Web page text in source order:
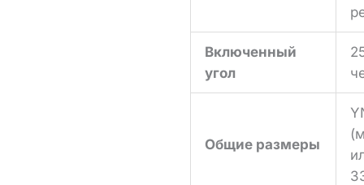
Включенный
угол
Общие размеры